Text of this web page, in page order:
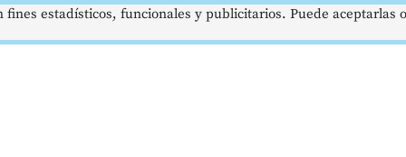
estadísticos, funcionales y publicitarios. Puede aceptarlas